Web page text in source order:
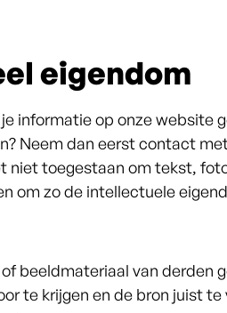
eigendom
informatie op onze website
Neem dan eerst contact
niet toegestaan om tekst,
om zo de intellectuele
beeldmateriaal van derden
te krijgen en de bron juist